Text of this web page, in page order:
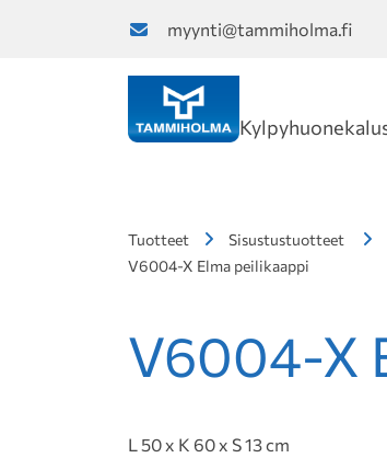
myynti@tammiholma.fi
Tuotteet Sisustustuotteet
V6004-X Elma peilikaappi
V6004-X
L 50 x K 60 x S 13 cm